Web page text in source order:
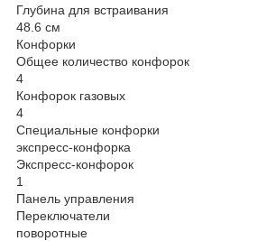
Глубина для встраивания
48.6 см
Конфорки
Общее количество конфорок
4
Конфорок газовых
4
Специальные конфорки
экспресс-конфорка
Экспресс-конфорок
1
Панель управления
Переключатели
поворотные